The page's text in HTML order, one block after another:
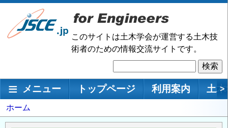
メ
ン
移
このサイトは土木学会が運営する土木技
術者のための情報交流サイトです。
索
メインナビゲーション
メニュー トップページ 利用案内 土 >
パ
ン
ホーム